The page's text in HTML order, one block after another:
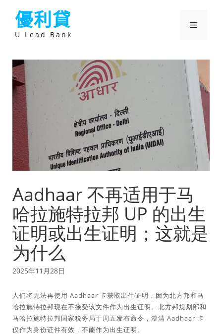
優利貸
U Lead Bank
選
Aadhaar 不再适用于马
哈拉施特拉邦 UP 的出生
证明或出生证明；这就是
为什么
2025年11月28日
人们将无法再使用 Aadhaar 卡获取出生证明，因为北方邦和马
哈拉施特拉邦现在不接受该文件作为出生证明。北方邦规划部和
马哈拉施特拉邦国家税务局于周五发布命令，澄清 Aadhaar 卡
仅作为身份证件有效，不能作为出生证明。